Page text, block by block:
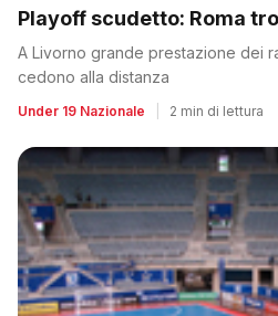
Playoff scudetto: Roma
A Livorno grande prestazione dei
cedono alla distanza
Under 19 Nazionale 2 min di lettura